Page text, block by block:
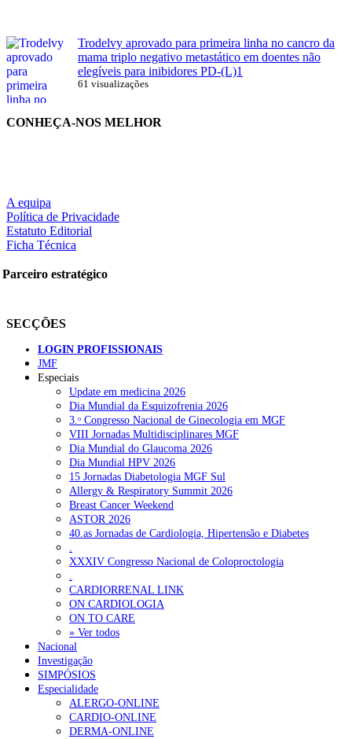
Trodelvy aprovado para primeira linha no cancro da
mama triplo negativo metastático em doentes não
elegíveis para inibidores PD-(L)1
61 visualizações
CONHEÇA-NOS MELHOR
A equipa
Política de Privacidade
Estatuto Editorial
Ficha Técnica
Parceiro estratégico
SECÇÕES
LOGIN PROFISSIONAIS
JMF
Especiais
Update em medicina 2026
Dia Mundial da Esquizofrenia 2026
3.ᵒ Congresso Nacional de Ginecologia em MGF
VIII Jornadas Multidisciplinares MGF
Dia Mundial do Glaucoma 2026
Dia Mundial HPV 2026
15 Jornadas Diabetologia MGF Sul
Allergy & Respiratory Summit 2026
Breast Cancer Weekend
ASTOR 2026
40.as Jornadas de Cardiologia, Hipertensão e Diabetes
.
XXXIV Congresso Nacional de Coloproctologia
.
CARDIORRENAL LINK
ON CARDIOLOGIA
ON TO CARE
» Ver todos
Nacional
Investigação
SIMPÓSIOS
Especialidade
ALERGO-ONLINE
CARDIO-ONLINE
DERMA-ONLINE